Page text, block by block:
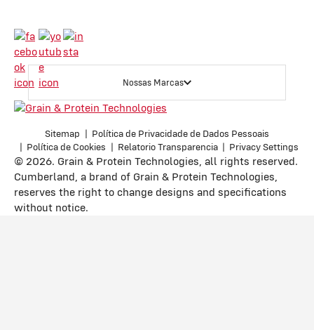
Nossas Marcas
Sitemap
Política de Privacidade de Dados Pessoais
Política de Cookies
Relatorio Transparencia Privacy Settings
© 2026. Grain & Protein Technologies, all rights reserved.
Cumberland, a brand of Grain & Protein Technologies,
reserves the right to change designs and specifications
without notice.